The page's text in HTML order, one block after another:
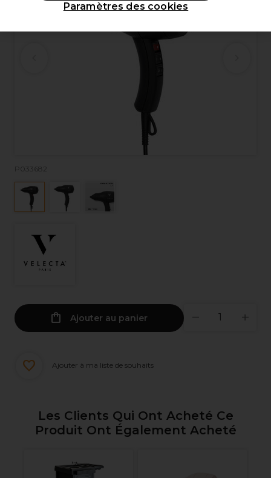
P033682
Ajouter au panier
Ajouter à ma liste de souhaits
Les Clients Qui Ont Acheté Ce
Produit Ont Également Acheté
Paramètres des cookies